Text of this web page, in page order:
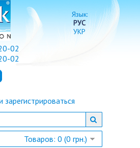
Язык:
РУС
УКР
Товаров: 0 (0 грн.)
зарегистрироваться
02
02